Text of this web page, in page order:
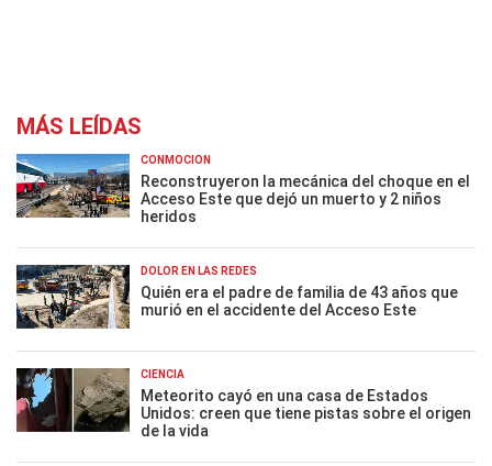
MÁS LEÍDAS
CONMOCIÓN
Reconstruyeron la mecánica del choque en el
Acceso Este que dejó un muerto y 2 niños
heridos
DOLOR EN LAS REDES
Quién era el padre de familia de 43 años que
murió en el accidente del Acceso Este
CIENCIA
Meteorito cayó en una casa de Estados
Unidos: creen que tiene pistas sobre el origen
de la vida